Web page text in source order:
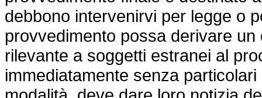
debbono intervenirvi per legge o
provvedimento possa derivare
rilevante a soggetti estranei al
immediatamente senza